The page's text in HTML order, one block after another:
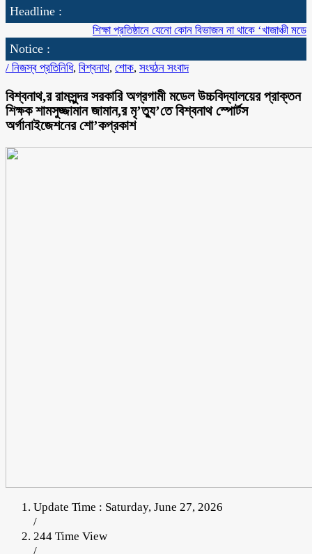
Headline :
শিক্ষা প্রতিষ্ঠানে যেনো কোন বিভাজন না থাকে ‘খাজাঞ্চী মডেল’
Notice :
/ নিজস্ব প্রতিনিধি, বিশ্বনাথ, শোক, সংঘঠন সংবাদ
বিশ্বনাথ,র রামসুন্দর সরকারি অগ্রগামী মডেল উচ্চবিদ্যালয়ের প্রাক্তন
শিক্ষক শামসুজ্জামান জামান,র মৃ’ত্যু’তে বিশ্বনাথ স্পোর্টস
অর্গানাইজেশনের শো’কপ্রকাশ
Update Time : Saturday, June 27, 2026
/
244 Time View
/